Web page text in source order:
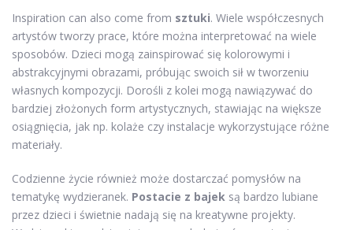
Inspiration can also come from sztuki. Wiele współczesnych
artystów tworzy prace, które można interpretować na wiele
sposobów. Dzieci mogą zainspirować się kolorowymi i
abstrakcyjnymi obrazami, próbując swoich sił w tworzeniu
własnych kompozycji. Dorośli z kolei mogą nawiązywać do
bardziej złożonych form artystycznych, stawiając na większe
osiągnięcia, jak np. kolaże czy instalacje wykorzystujące różne
materiały.
Codzienne życie również może dostarczać pomysłów na
tematykę wydzieranek. Postacie z bajek są bardzo lubiane
przez dzieci i świetnie nadają się na kreatywne projekty.